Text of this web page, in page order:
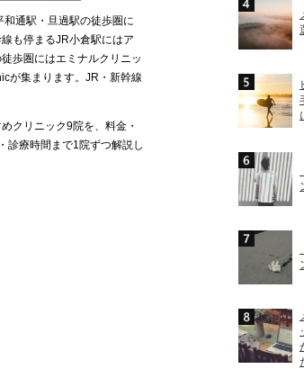
通駅・旦過駅の徒歩圏に
も停まるJR小倉駅にはア
歩圏にはエミナルクリニッ
が集まります。JR・新幹線
クリニック9院を、料金・
診療時間まで1院ずつ解説し